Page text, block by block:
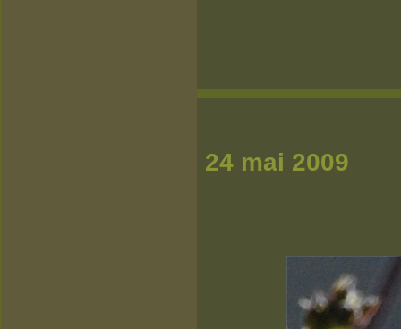
24 mai 2009